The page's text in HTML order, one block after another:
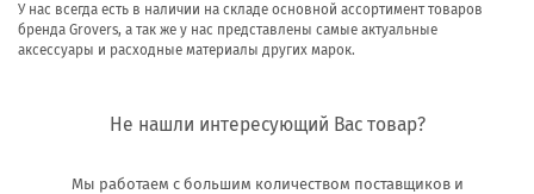
У нас всегда есть в наличии на складе основной ассортимент товаров
бренда Grovers, а так же у нас представлены самые актуальные
аксессуары и расходные материалы других марок.
Не нашли интересующий Вас товар?
Мы работаем с большим количеством поставщиков и